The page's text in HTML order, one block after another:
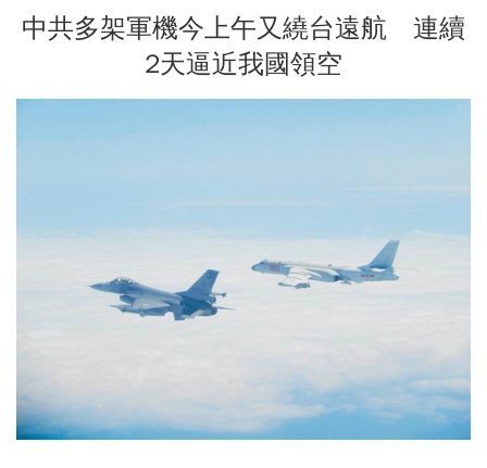
中共多架軍機今上午又繞台遠航 連續
2天逼近我國領空